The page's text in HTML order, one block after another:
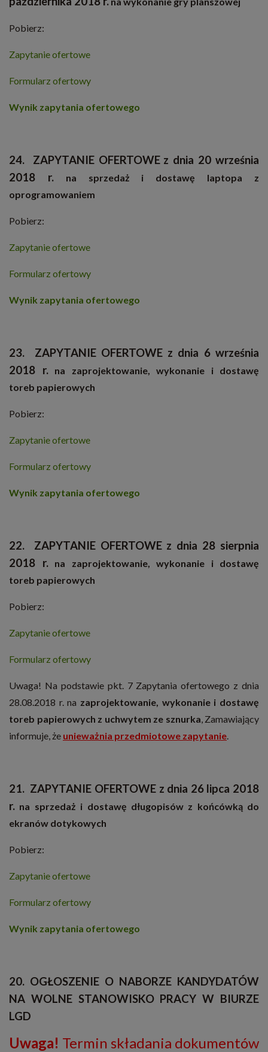
Pobierz:
Zapytanie ofertowe
Formularz ofertowy
Wynik zapytania ofertowego
24. ZAPYTANIE OFERTOWE z dnia 20 września
2018 r.na sprzedaż i dostawę laptopa z
oprogramowaniem
Pobierz:
Zapytanie ofertowe
Formularz ofertowy
Wynik zapytania ofertowego
23. ZAPYTANIE OFERTOWE z dnia 6 września
2018 r.na zaprojektowanie, wykonanie i dostawę
toreb papierowych
Pobierz:
Zapytanie ofertowe
Formularz ofertowy
Wynik zapytania ofertowego
22. ZAPYTANIE OFERTOWE z dnia 28 sierpnia
2018 r.na zaprojektowanie, wykonanie i dostawę
toreb papierowych
Pobierz:
Zapytanie ofertowe
Formularz ofertowy
Uwaga! Na podstawie pkt. 7 Zapytania ofertowego z dnia
28.08.2018 r. na zaprojektowanie, wykonanie i dostawę
toreb papierowych z uchwytem ze sznurka, Zamawiający
informuje, że unieważnia przedmiotowe zapytanie.
21. ZAPYTANIE OFERTOWE z dnia 26 lipca 2018
r. na sprzedaż i dostawę długopisów z końcówką do
ekranów dotykowych
Pobierz:
Zapytanie ofertowe
Formularz ofertowy
Wynik zapytania ofertowego
20. OGŁOSZENIE O NABORZE KANDYDATÓW
NA WOLNE STANOWISKO PRACY W BIURZE
LGD
Uwaga! Termin składania dokumentów